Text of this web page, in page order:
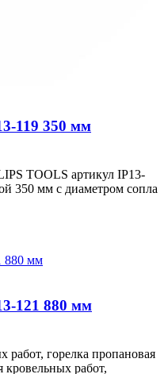
119 350 мм
TOOLS артикул IP13-
350 мм с диаметром сопла
121 880 мм
работ, горелка пропановая
кровельных работ,